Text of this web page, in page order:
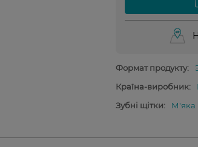
Формат продукту:
Країна-виробник:
Зубні щітки:
М'яка